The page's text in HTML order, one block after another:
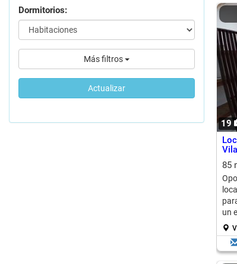
Dormitorios:
Más filtros
Actualizar
19
85
un